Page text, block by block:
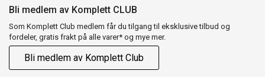
Bli medlem av Komplett CLUB
Som Komplett Club medlem får du tilgang til eksklusive tilbud og
fordeler, gratis frakt på alle varer* og mye mer.
Bli medlem av Komplett Club